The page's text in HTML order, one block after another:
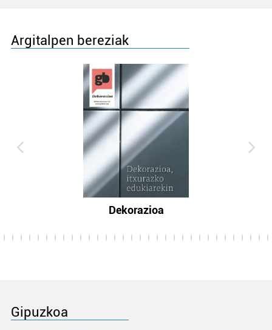
Argitalpen bereziak
Dekorazioa
Gipuzkoa